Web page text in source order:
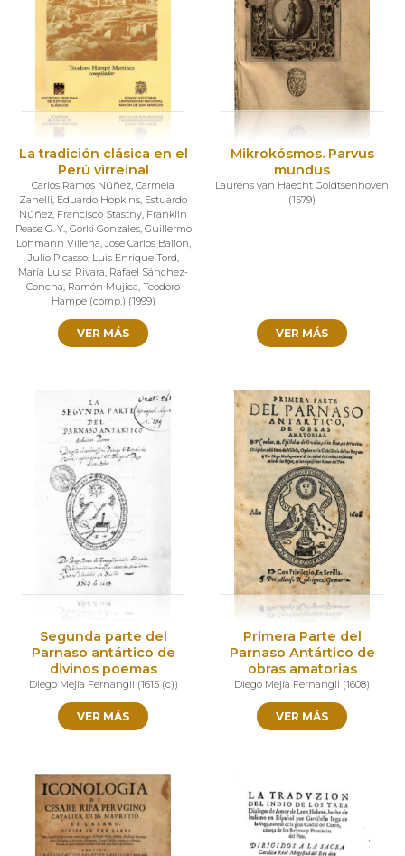
La tradición clásica en el
Perú virreinal
Carlos Ramos Núñez, Carmela
Zanelli, Eduardo Hopkins, Estuardo
Núñez, Francisco Stastny, Franklin
Pease G. Y., Gorki Gonzales, Guillermo
Lohmann Villena,José Carlos Ballón,
Julio Picasso, Luis Enrique Tord,
María Luisa Rivara, Rafael Sánchez-
Concha, Ramón Mujica, Teodoro
Hampe (comp.) (1999)
VER MÁS
Mikrokósmos. Parvus
mundus
Laurens van Haecht Goidtsenhoven
(1579)
VER MÁS
Segunda parte del
Parnaso antártico de
divinos poemas
Diego Mejía Fernangil (1615 (c))
VER MÁS
Primera Parte del
Parnaso Antártico de
obras amatorias
Diego Mejía Fernangil (1608)
VER MÁS